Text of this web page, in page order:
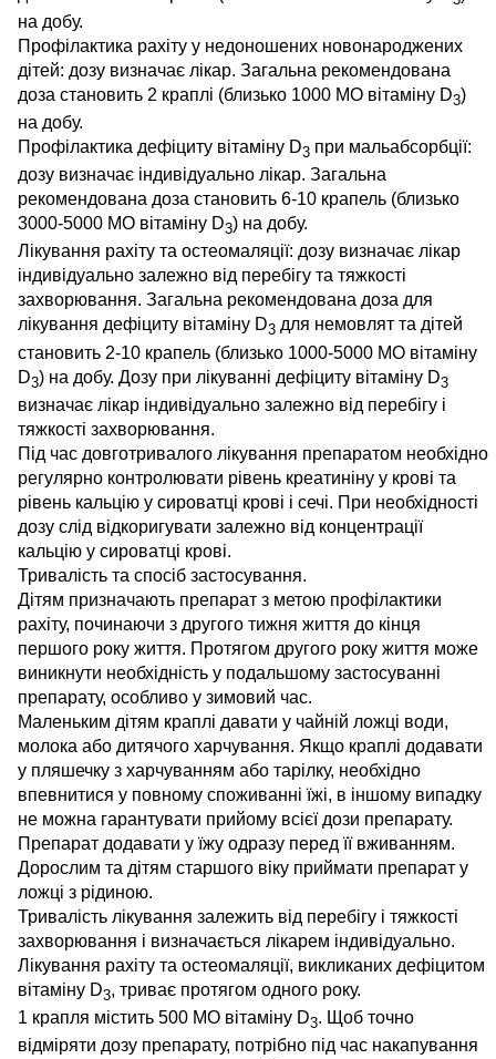
на добу.
Профілактика рахіту у недоношених новонароджених
дітей: дозу визначає лікар. Загальна рекомендована
доза становить 2 краплі (близько 1000 МО вітаміну D3)
на добу.
Профілактика дефіциту вітаміну D3 при мальабсорбції:
дозу визначає індивідуально лікар. Загальна
рекомендована доза становить 6-10 крапель (близько
3000-5000 МО вітаміну D3) на добу.
Лікування рахіту та остеомаляції: дозу визначає лікар
індивідуально залежно від перебігу та тяжкості
захворювання. Загальна рекомендована доза для
лікування дефіциту вітаміну D3 для немовлят та дітей
становить 2-10 крапель (близько 1000-5000 МО вітаміну
D3) на добу. Дозу при лікуванні дефіциту вітаміну D3
визначає лікар індивідуально залежно від перебігу і
тяжкості захворювання.
Під час довготривалого лікування препаратом необхідно
регулярно контролювати рівень креатиніну у крові та
рівень кальцію у сироватці крові і сечі. При необхідності
дозу слід відкоригувати залежно від концентрації
кальцію у сироватці крові.
Тривалість та спосіб застосування.
Дітям призначають препарат з метою профілактики
рахіту, починаючи з другого тижня життя до кінця
першого року життя. Протягом другого року життя може
виникнути необхідність у подальшому застосуванні
препарату, особливо у зимовий час.
Маленьким дітям краплі давати у чайній ложці води,
молока або дитячого харчування. Якщо краплі додавати
у пляшечку з харчуванням або тарілку, необхідно
впевнитися у повному споживанні їжі, в іншому випадку
не можна гарантувати прийому всієї дози препарату.
Препарат додавати у їжу одразу перед її вживанням.
Дорослим та дітям старшого віку приймати препарат у
ложці з рідиною.
Тривалість лікування залежить від перебігу і тяжкості
захворювання і визначається лікарем індивідуально.
Лікування рахіту та остеомаляції, викликаних дефіцитом
вітаміну D3, триває протягом одного року.
1 крапля містить 500 МО вітаміну D3. Щоб точно
відміряти дозу препарату, потрібно під час накапування